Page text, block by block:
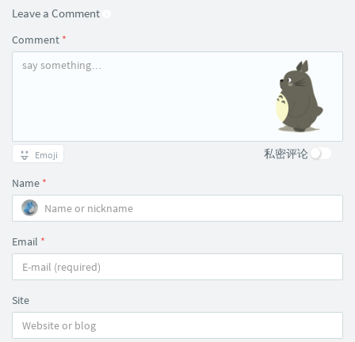
Leave a Comment
Comment *
Emoji 私密评论
Name *
Email *
Site